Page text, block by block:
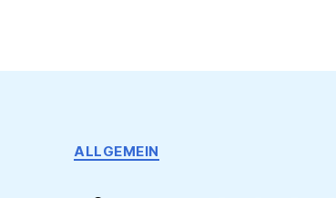
Kategorien
ALLGEMEIN